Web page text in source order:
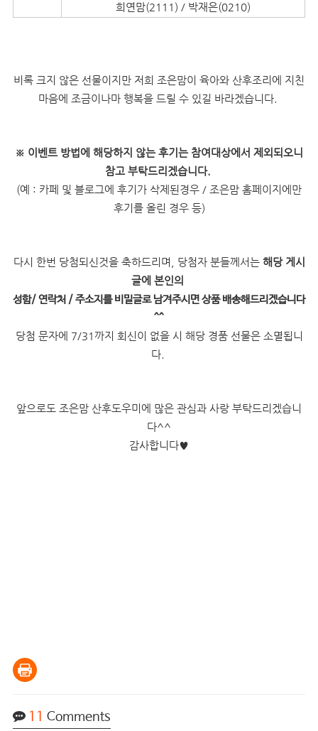
희연맘(2111) / 박재은(0210)
비록 크지 않은 선물이지만 저희 조은맘이 육아와 산후조리에 지친
마음에 조금이나마 행복을 드릴 수 있길 바라겠습니다.
※ 이벤트 방법에 해당하지 않는 후기는 참여대상에서 제외되오니
참고 부탁드리겠습니다.
(예 : 카페 및 블로그에 후기가 삭제된경우 / 조은맘 홈페이지에만
후기를 올린 경우 등)
다시 한번 당첨되신것을 축하드리며, 당첨자 분들께서는 해당 게시
글에 본인의
성함/ 연락처 / 주소지를 비밀글로 남겨주시면 상품 배송해드리겠습니다
^^
당첨 문자에 7/31까지 회신이 없을 시 해당 경품 선물은 소멸됩니
다.
앞으로도 조은맘 산후도우미에 많은 관심과 사랑 부탁드리겠습니
다^^
감사합니다♥
11 Comments